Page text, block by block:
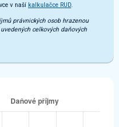
v naší kalkulačce RUD
právnických osob hrazenou
celkových daňových